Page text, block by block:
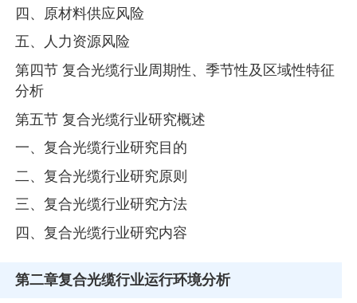
四、原材料供应风险
五、人力资源风险
第四节 复合光缆行业周期性、季节性及区域性特征
分析
第五节 复合光缆行业研究概述
一、复合光缆行业研究目的
二、复合光缆行业研究原则
三、复合光缆行业研究方法
四、复合光缆行业研究内容
第二章复合光缆行业运行环境分析